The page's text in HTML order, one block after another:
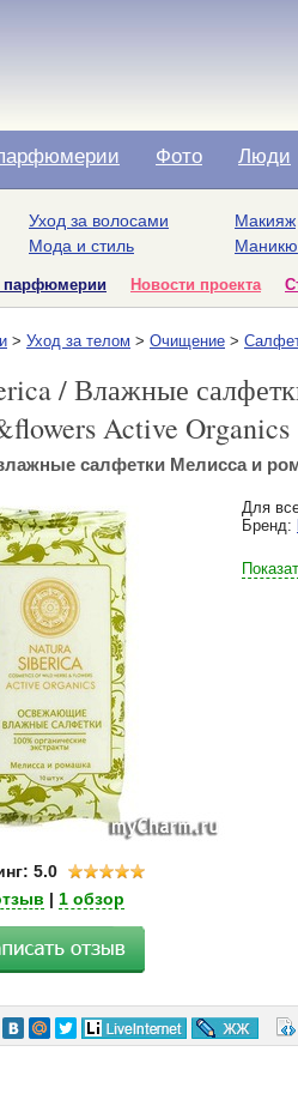
Фото Люди
Уход за волосами
Мода и стиль
Макияж
Новости проекта
> Уход за телом > Очищение >
/ Влажные
Active Organics
салфетки Мелисса и
5.0
| 1 обзор
Для
Бренд: